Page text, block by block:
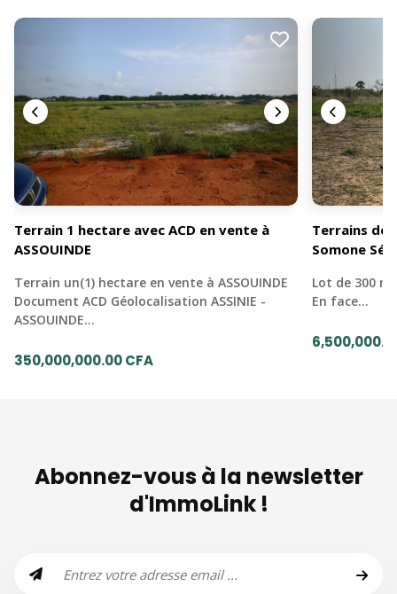
Terrain 1 hectare avec ACD en vente à
ASSOUINDE
Terrain un(1) hectare en vente à ASSOUINDE
Document ACD Géolocalisation ASSINIE -
ASSOUINDE…
350,000,000.00 CFA
Terrains de
Somone
Lot de 300
En face…
Abonnez-vous à la newsletter
d'ImmoLink !